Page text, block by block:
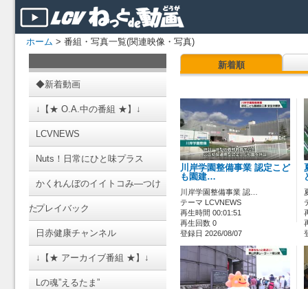
ホーム > 番組・写真一覧(関連映像・写真)
◆新着動画
↓【★ O.A.中の番組 ★】↓
LCVNEWS
Nuts！日常にひと味プラス
かくれんぼのイイトコみ―つけ
たプレイバック
日赤健康チャンネル
↓【★ アーカイブ番組 ★】↓
Lの魂”えるたま”
新着順
川岸学園整備事業 認定こど
も園建…
川岸学園整備事業 認…
テーマ LCVNEWS
再生時間 00:01:51
再生回数 0
登録日 2026/08/07